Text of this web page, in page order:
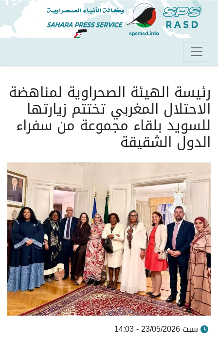
تجاوز
إلى
المحتوى
الرئيسي
رئيسة الهيئة الصحراوية لمناهضة
الاحتلال المغربي تختتم زيارتها
للسويد بلقاء مجموعة من سفراء
الدول الشقيقة
سبت 23/05/2026 - 14:03